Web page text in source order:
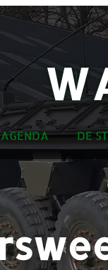
AGENDA DE